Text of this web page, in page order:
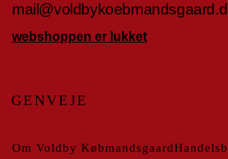
webshoppen er lukket
GENVEJE
Om Voldby Købmandsgaard